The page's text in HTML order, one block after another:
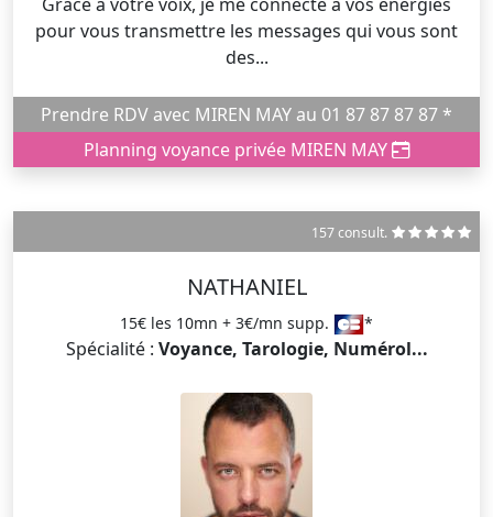
pour vous transmettre les messages qui vous sont
des...
Prendre RDV avec MIREN MAY au 01 87 87 87 87 *
Planning voyance privée MIREN MAY
157 consult.
NATHANIEL
15€ les 10mn + 3€/mn supp. *
Spécialité : Voyance, Tarologie, Numérol...